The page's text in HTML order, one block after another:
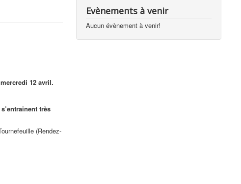
12 avril.
très
(Rendez-
Evènements à venir
Aucun évènement à venir!